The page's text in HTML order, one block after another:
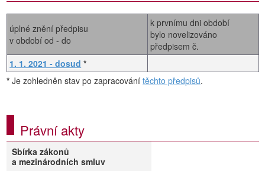
úplné znění předpisu
v období od - do
k prvnímu dni období
bylo novelizováno
předpisem č.
1. 1. 2021 - dosud *
* Je zohledněn stav po zapracování těchto předpisů.
Právní akty
Sbírka zákonů
a mezinárodních smluv